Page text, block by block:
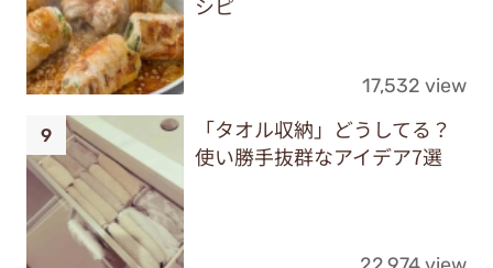
17,532 view
「タオル収納」どうしてる？
使い勝手抜群なアイデア7選